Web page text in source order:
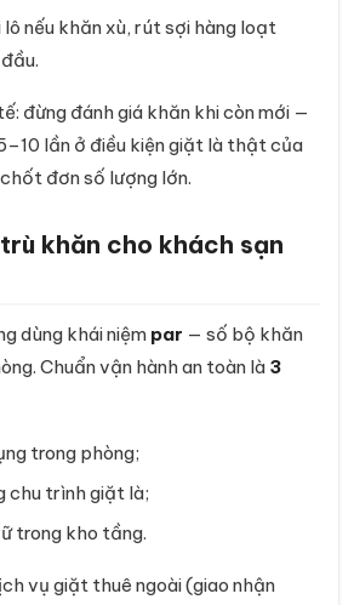
nếu khăn xù, rút sợi hàng loạt
đừng đánh giá khăn khi còn mới —
lần ở điều kiện giặt là thật của
đơn số lượng lớn.
khăn cho khách sạn
dùng khái niệm par — số bộ khăn
Chuẩn vận hành an toàn là 3
trong phòng;
chu trình giặt là;
trong kho tầng.
vụ giặt thuê ngoài (giao nhận